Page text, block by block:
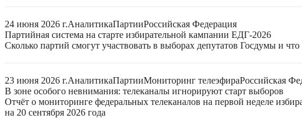
24 июня 2026 г.АналитикаПартииРоссийская Федерация
Партийная система на старте избирательной кампании ЕДГ-2026
Сколько партий смогут участвовать в выборах депутатов Госдумы и
23 июня 2026 г.АналитикаПартииМониторинг телеэфираРоссийская
В зоне особого невнимания: телеканалы игнорируют старт выборов
Отчёт о мониторинге федеральных телеканалов на первой неделе
на 20 сентября 2026 года